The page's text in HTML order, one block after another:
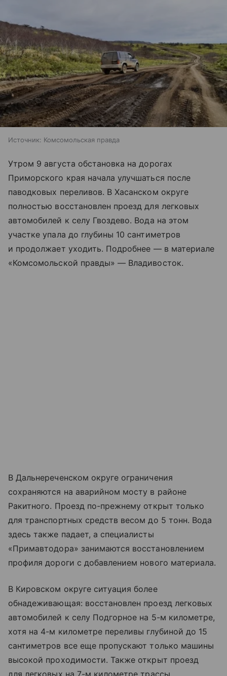
Источник: Комсомольская правда
Утром 9 августа обстановка на дорогах
Приморского края начала улучшаться после
паводковых переливов. В Хасанском округе
полностью восстановлен проезд для легковых
автомобилей к селу Гвоздево. Вода на этом
участке упала до глубины 10 сантиметров
и продолжает уходить. Подробнее — в материале
«Комсомольской правды» — Владивосток.
В Дальнереченском округе ограничения
сохраняются на аварийном мосту в районе
Ракитного. Проезд по-прежнему открыт только
для транспортных средств весом до 5 тонн. Вода
здесь также падает, а специалисты
«Примавтодора» занимаются восстановлением
профиля дороги с добавлением нового материала.
В Кировском округе ситуация более
обнадеживающая: восстановлен проезд легковых
автомобилей к селу Подгорное на 5-м километре,
хотя на 4-м километре переливы глубиной до 15
сантиметров все еще пропускают только машины
высокой проходимости. Также открыт проезд